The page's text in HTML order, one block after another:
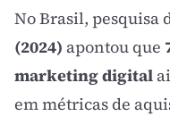
No Brasil, pesquisa
(2024) apontou que
marketing digital
em métricas de